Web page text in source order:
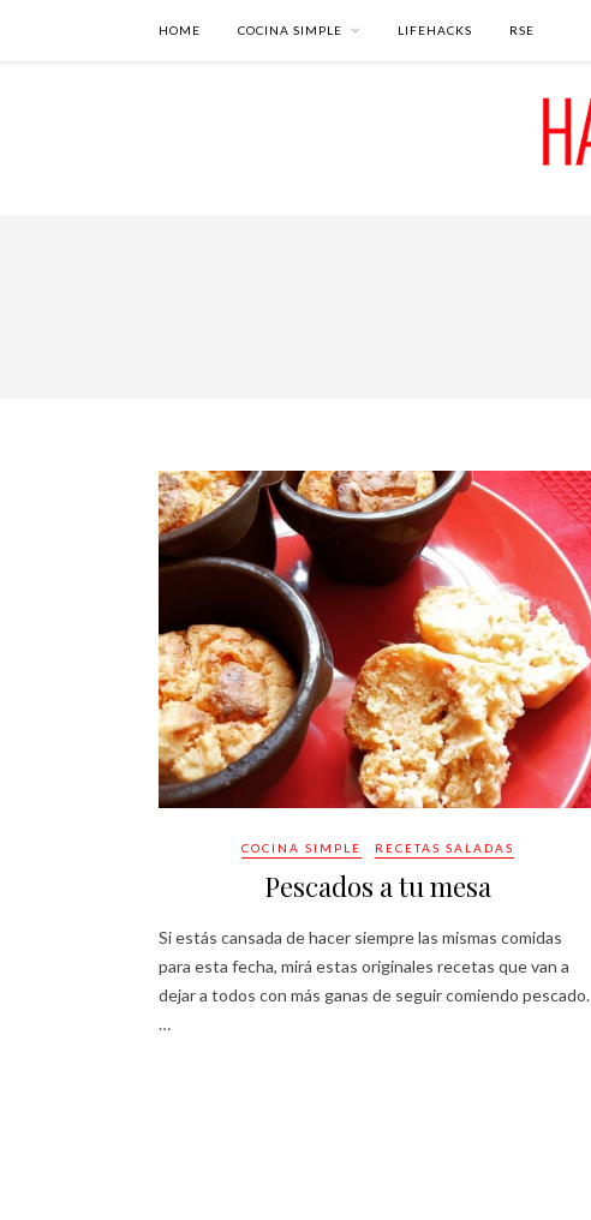
HOME COCINA SIMPLE LIFEHACKS RSE
COCINA SIMPLE RECETAS SALADAS
Pescados a tu mesa
Si estás cansada de hacer siempre las mismas comidas
para esta fecha, mirá estas originales recetas que van a
dejar a todos con más ganas de seguir comiendo pescado.
…